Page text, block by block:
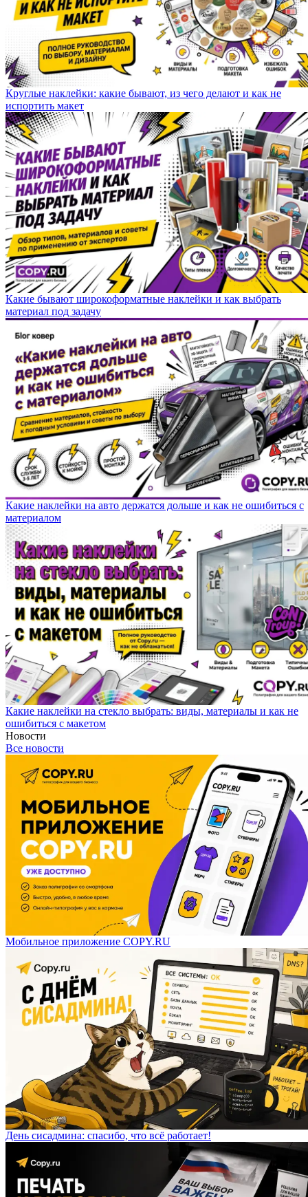
Круглые наклейки: какие бывают, из чего делают и как не
испортить макет
Какие бывают широкоформатные наклейки и как выбрать
материал под задачу
Какие наклейки на авто держатся дольше и как не ошибиться с
материалом
Какие наклейки на стекло выбрать: виды, материалы и как не
ошибиться с макетом
Новости
Все новости
Мобильное приложение COPY.RU
День сисадмина: спасибо, что всё работает!